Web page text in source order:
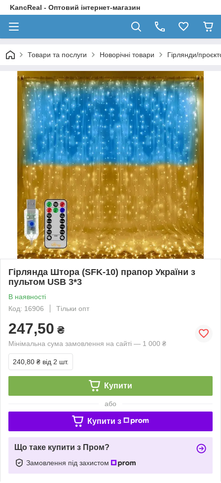
KancReal - Оптовий інтернет-магазин
Товари та послуги Новорічні товари Гірлянди/
Гірлянда Штора (SFK-10) прапор України з
пультом USB 3*3
В наявності
Код: 16906
Тільки опт
247,50 ₴
Мінімальна сума замовлення на сайті — 1 000 ₴
240,80 ₴ від 2 шт.
Купити
або
Купити з
Що таке купити з Пром?
Замовлення під захистом